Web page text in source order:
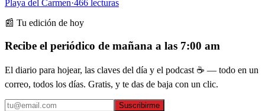
Playa del Carmen·466 lecturas
📰 Tu edición de hoy
Recibe el periódico de mañana a las 7:00 am
El diario para hojear, las claves del día y el podcast ☕ — todo en un
correo, todos los días. Gratis, y te das de baja con un clic.
Suscribirme